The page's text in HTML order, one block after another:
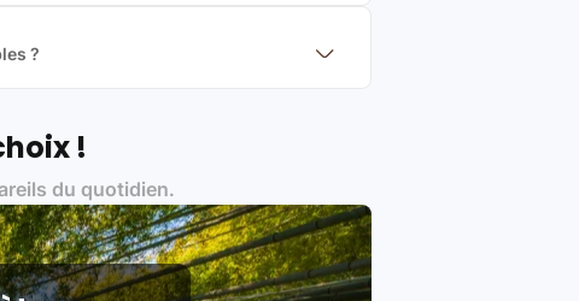
?
des produits)
!
du quotidien.